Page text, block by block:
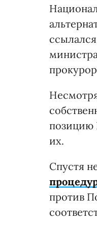
позицию
их.
Спустя
против